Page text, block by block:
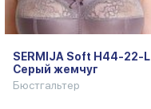
SERMIJA Soft H44-22-L
Серый жемчуг
Бюстгальтер